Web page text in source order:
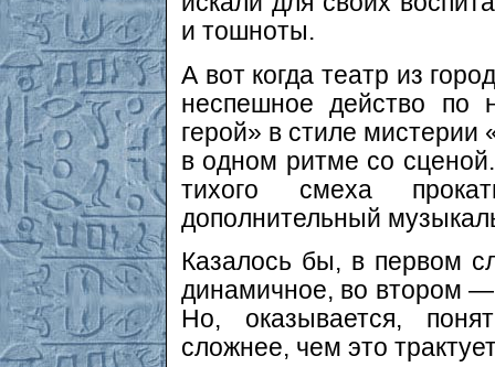
и тошноты.
А вот когда театр из
неспешное действо по
герой» в стиле
в одном ритме со
тихого смеха
дополнительный
Казалось бы, в первом
динамичное, во втором
Но, оказывается,
сложнее, чем это